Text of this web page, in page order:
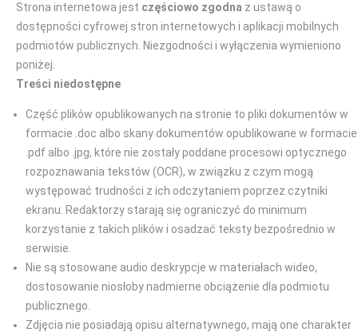
Strona internetowa jest częściowo zgodna z ustawą o
dostępności cyfrowej stron internetowych i aplikacji mobilnych
podmiotów publicznych. Niezgodności i wyłączenia wymieniono
poniżej.
Treści niedostępne
Część plików opublikowanych na stronie to pliki dokumentów w
formacie .doc albo skany dokumentów opublikowane w formacie
.pdf albo .jpg, które nie zostały poddane procesowi optycznego
rozpoznawania tekstów (OCR), w związku z czym mogą
występować trudności z ich odczytaniem poprzez czytniki
ekranu. Redaktorzy starają się ograniczyć do minimum
korzystanie z takich plików i osadzać teksty bezpośrednio w
serwisie.
Nie są stosowane audio deskrypcje w materiałach wideo,
dostosowanie niosłoby nadmierne obciążenie dla podmiotu
publicznego.
Zdjęcia nie posiadają opisu alternatywnego, mają one charakter